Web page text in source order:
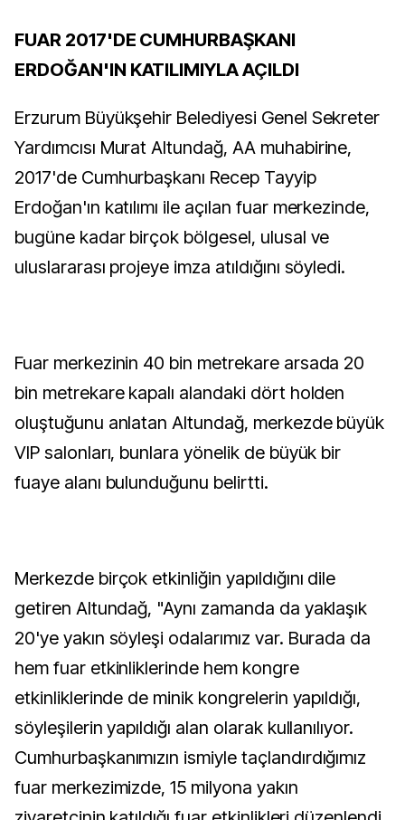
FUAR 2017'DE CUMHURBAŞKANI
ERDOĞAN'IN KATILIMIYLA AÇILDI
Erzurum Büyükşehir Belediyesi Genel Sekreter
Yardımcısı Murat Altundağ, AA muhabirine,
2017'de Cumhurbaşkanı Recep Tayyip
Erdoğan'ın katılımı ile açılan fuar merkezinde,
bugüne kadar birçok bölgesel, ulusal ve
uluslararası projeye imza atıldığını söyledi.
Fuar merkezinin 40 bin metrekare arsada 20
bin metrekare kapalı alandaki dört holden
oluştuğunu anlatan Altundağ, merkezde büyük
VIP salonları, bunlara yönelik de büyük bir
fuaye alanı bulunduğunu belirtti.
Merkezde birçok etkinliğin yapıldığını dile
getiren Altundağ, "Aynı zamanda da yaklaşık
20'ye yakın söyleşi odalarımız var. Burada da
hem fuar etkinliklerinde hem kongre
etkinliklerinde de minik kongrelerin yapıldığı,
söyleşilerin yapıldığı alan olarak kullanılıyor.
Cumhurbaşkanımızın ismiyle taçlandırdığımız
fuar merkezimizde, 15 milyona yakın